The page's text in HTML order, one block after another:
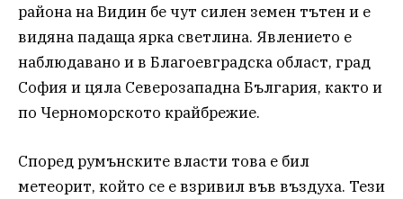
района на Видин бе чут силен земен тътен и е
видяна падаща ярка светлина. Явлението е
наблюдавано и в Благоевградска област, град
София и цяла Северозападна България, както и
по Черноморското крайбрежие.
Според румънските власти това е бил
метеорит, който се е взривил във въздуха. Тези